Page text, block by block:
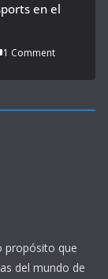
en el
1 Comment
propósito que
del mundo de